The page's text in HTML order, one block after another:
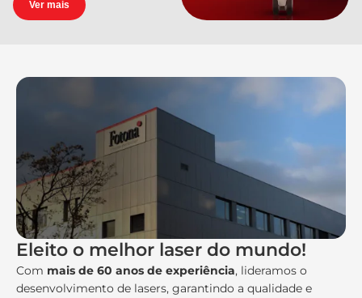
Ver mais
Eleito o melhor laser do mundo!
Com mais de 60 anos de experiência, lideramos o
desenvolvimento de lasers, garantindo a qualidade e